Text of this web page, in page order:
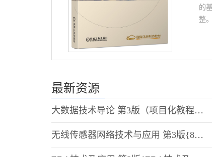
的
整
中
原
发
最新资源
大数据技术导论 第3版（项目化教程）{81309 大数据技术导论 课件+大纲+教案等}
无线传感器网络技术与应用 第3版{81311 无线传感器网络技术与应用 课件+习题+大纲}